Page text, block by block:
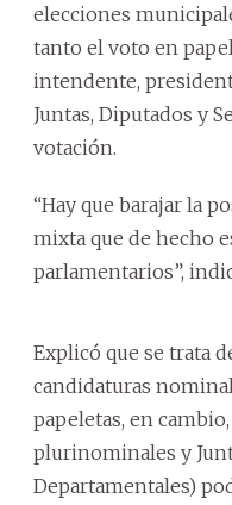
elecciones
tanto el voto en
intendente,
Juntas, Diputados y
votación.
“Hay que barajar la
mixta que de hecho
parlamentarios”,
Explicó que se trata
candidaturas
papeletas, en
plurinominales y
Departamentales)